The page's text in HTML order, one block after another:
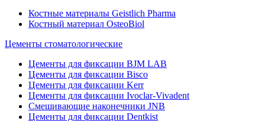
Костные материалы Geistlich Pharma
Костный материал OsteoBiol
Цементы стоматологические
Цементы для фиксации BJM LAB
Цементы для фиксации Bisco
Цементы для фиксации Kerr
Цементы для фиксации Ivoclar-Vivadent
Смешивающие наконечники JNB
Цементы для фиксации Dentkist